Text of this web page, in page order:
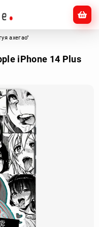
ахегао"
iPhone 14 Plus